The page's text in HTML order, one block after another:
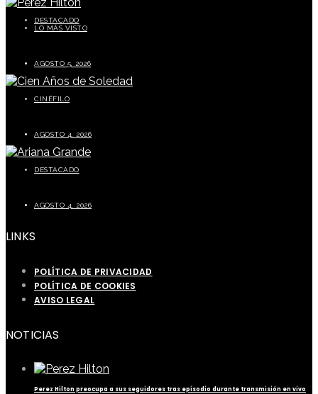
DESTACADO
LO MÁS VISTO
AGOSTO 5, 2026
CINÉFILO
AGOSTO 4, 2026
DESTACADO
AGOSTO 4, 2026
LINKS
POLÍTICA DE PRIVACIDAD
POLÍTICA DE COOKIES
AVISO LEGAL
NOTICIAS
Perez Hilton preocupa a sus seguidores tras episodio durante transmisión en vivo